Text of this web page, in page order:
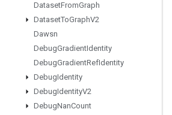
DatasetFromGraph
DatasetToGraphV2
Dawsn
DebugGradientIdentity
DebugGradientRefIdentity
DebugIdentity
DebugIdentityV2
DebugNanCount